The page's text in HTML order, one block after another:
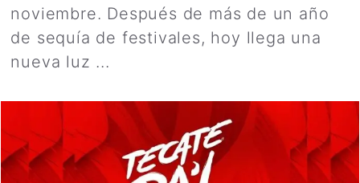
noviembre. Después de más de un año
de sequía de festivales, hoy llega una
nueva luz ...